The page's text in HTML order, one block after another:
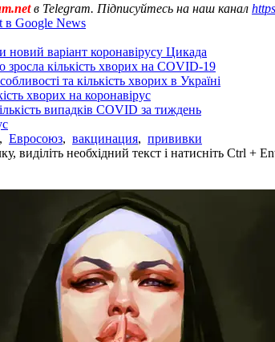
в Telegram. Підписуйтесь на наш канал
в Google News
новий варіант коронавірусу Цикада
зросла кількість хворих на COVID-19
та кількість хворих в Україні
хворих на коронавірус
випадків COVID за тиждень
, Евросоюз, вакцинация, прививки
виділіть необхідний текст і натисніть Ctrl +